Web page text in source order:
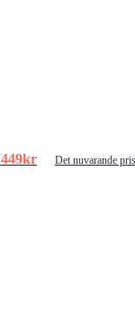
449kr
Det nuvarande